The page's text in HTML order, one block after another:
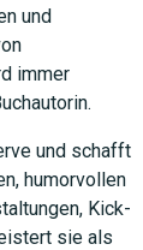
und
immer
und schafft
humorvollen
Kick-
sie als